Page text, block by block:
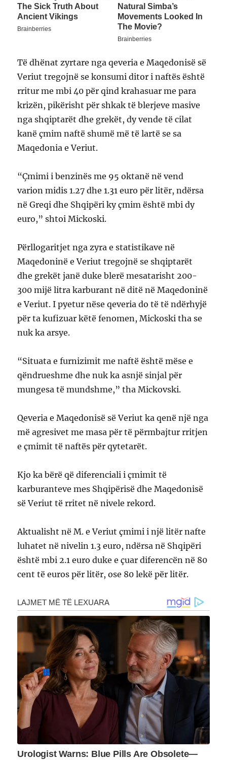
Të dhënat zyrtare nga qeveria e Maqedonisë së
Veriut tregojnë se konsumi ditor i naftës është
rritur me mbi 40 për qind krahasuar me para
krizën, pikërisht për shkak të blerjeve masive
nga shqiptarët dhe grekët, dy vende të cilat
kanë çmim naftë shumë më të lartë se sa
Maqedonia e Veriut.
“Çmimi i benzinës me 95 oktanë në vend
varion midis 1.27 dhe 1.31 euro për litër, ndërsa
në Greqi dhe Shqipëri ky çmim është mbi dy
euro,” shtoi Mickoski.
Përllogaritjet nga zyra e statistikave në
Maqedoninë e Veriut tregojnë se shqiptarët
dhe grekët janë duke blerë mesatarisht 200-
300 mijë litra karburant në ditë në Maqedoninë
e Veriut. I pyetur nëse qeveria do të të ndërhyjë
për ta kufizuar këtë fenomen, Mickoski tha se
nuk ka arsye.
“Situata e furnizimit me naftë është mëse e
qëndrueshme dhe nuk ka asnjë sinjal për
mungesa të mundshme,” tha Mickovski.
Qeveria e Maqedonisë së Veriut ka qenë një nga
më agresivet me masa për të përmbajtur rritjen
e çmimit të naftës për qytetarët.
Kjo ka bërë që diferenciali i çmimit të
karburanteve mes Shqipërisë dhe Maqedonisë
së Veriut të rritet në nivele rekord.
Aktualisht në M. e Veriut çmimi i një litër nafte
luhatet në nivelin 1.3 euro, ndërsa në Shqipëri
është mbi 2.1 euro duke e çuar diferencën në 80
cent të euros për litër, ose 80 lekë për litër.